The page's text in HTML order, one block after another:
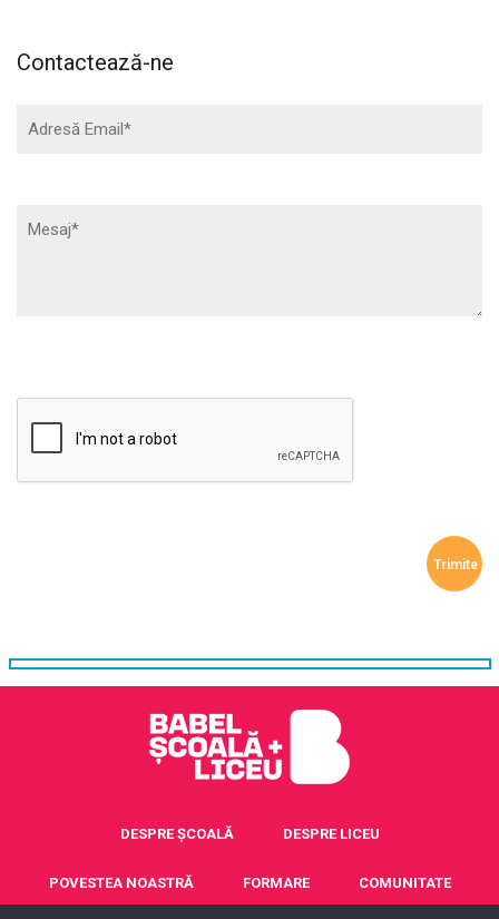
Contactează-ne
DESPRE ȘCOALĂ DESPRE LICEU
POVESTEA NOASTRĂ FORMARE COMUNITATE